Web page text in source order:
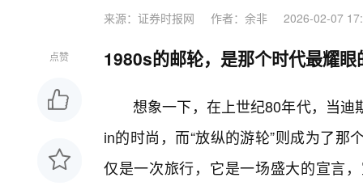
来源：证券时报网 作者：余非 2026-02-07
点赞 1980s的邮轮，是那个时代最耀眼
想象一下，在上世纪80年代，当
in的时尚，而“放纵的游轮”则成为了
仅是一次旅行，它是一场盛大的宣言